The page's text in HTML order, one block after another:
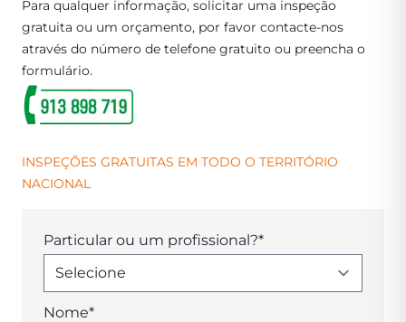
Para qualquer informação, solicitar uma inspeção
gratuita ou um orçamento, por favor contacte-nos
através do número de telefone gratuito ou preencha o
formulário.
INSPEÇÕES GRATUITAS EM TODO O TERRITÓRIO
NACIONAL
Particular ou um profissional?*
Nome*